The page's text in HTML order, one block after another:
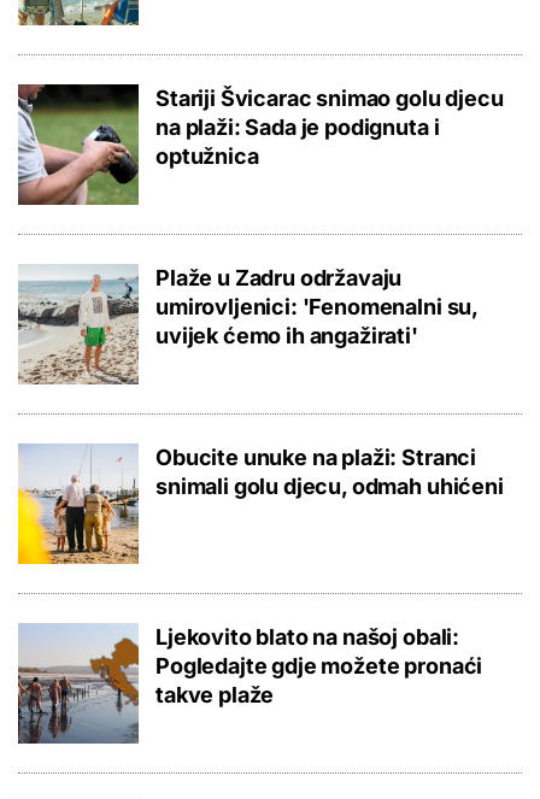
Stariji Švicarac snimao golu djecu
na plaži: Sada je podignuta i
optužnica
Plaže u Zadru održavaju
umirovljenici: 'Fenomenalni su,
uvijek ćemo ih angažirati'
Obucite unuke na plaži: Stranci
snimali golu djecu, odmah uhićeni
Ljekovito blato na našoj obali:
Pogledajte gdje možete pronaći
takve plaže